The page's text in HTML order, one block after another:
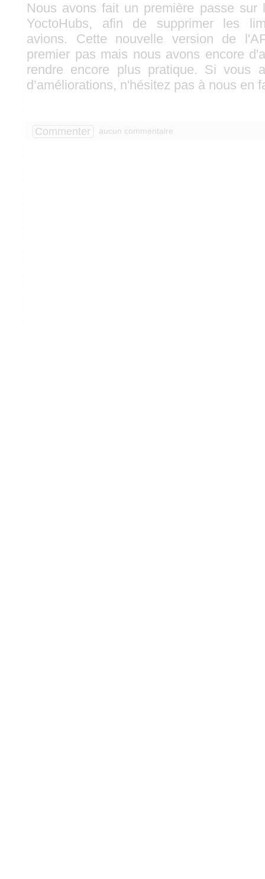
Nous avons fait un première passe sur
YoctoHubs, afin de supprimer les
avions. Cette nouvelle version de
premier pas mais nous avons encore
rendre encore plus pratique. Si vous
d’améliorations, n'hésitez pas à nous en
Commenter aucun commentaire